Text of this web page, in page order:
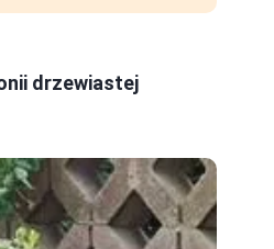
drzewiastej